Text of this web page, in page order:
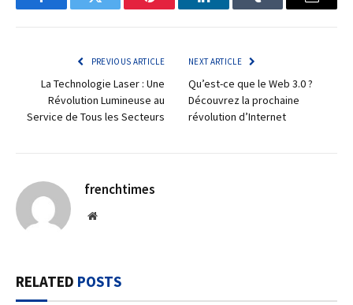
FacebookTwitter Pinterest LinkedInTumblr Email
PREVIOUS ARTICLE
La Technologie Laser : Une
Révolution Lumineuse au
Service de Tous les Secteurs
NEXT ARTICLE
Qu’est-ce que le Web 3.0 ?
Découvrez la prochaine
révolution d’Internet
frenchtimes
Website
RELATED POSTS